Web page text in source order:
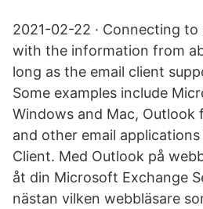
2021-02-22 · Connecting
with the information from
long as the email client
Some examples include
Windows and Mac, Outlook
and other email applications
Client. Med Outlook på
åt din Microsoft Exchange
nästan vilken webbläsare